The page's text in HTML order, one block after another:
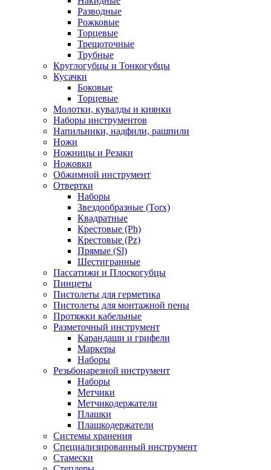
Разводные
Рожковые
Торцевые
Трещоточные
Трубные
Круглогубцы и Тонкогубцы
Кусачки
Боковые
Торцевые
Молотки, кувалды и киянки
Наборы инструментов
Напильники, надфили, рашпили
Ножи
Ножницы и Резаки
Ножовки
Обжимной инструмент
Отвертки
Наборы
Звездообразные (Torx)
Квадратные
Крестовые (Ph)
Крестовые (Pz)
Прямые (Sl)
Шестигранные
Пассатижи и Плоскогубцы
Пинцеты
Пистолеты для герметика
Пистолеты для монтажной пены
Протяжки кабельные
Разметочный инструмент
Карандаши и грифели
Маркеры
Наборы
Резьбонарезной инструмент
Наборы
Метчики
Метчикодержатели
Плашки
Плашкодержатели
Системы хранения
Специализированный инструмент
Стамески